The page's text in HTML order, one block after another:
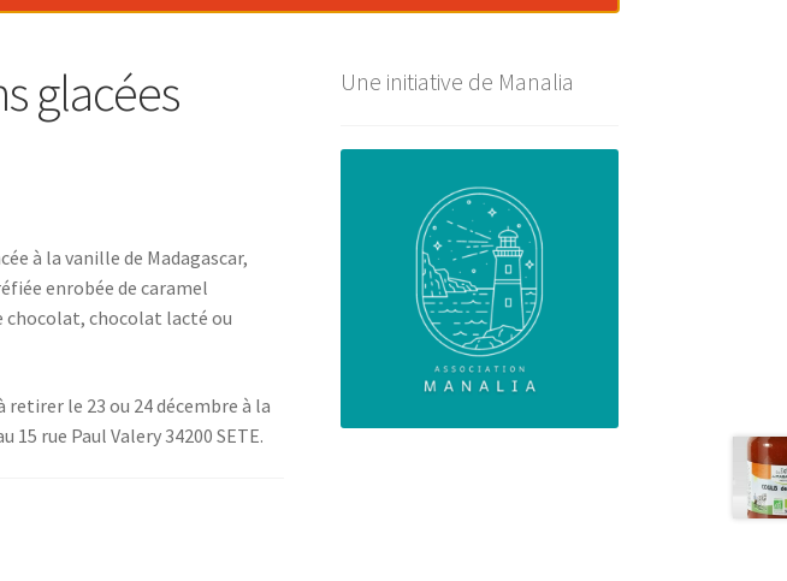
glacées
à la vanille de Madagascar,
enrobée de caramel
chocolat, chocolat lacté ou
le 23 ou 24 décembre à la
rue Paul Valery 34200 SETE.
Une initiative de Manalia